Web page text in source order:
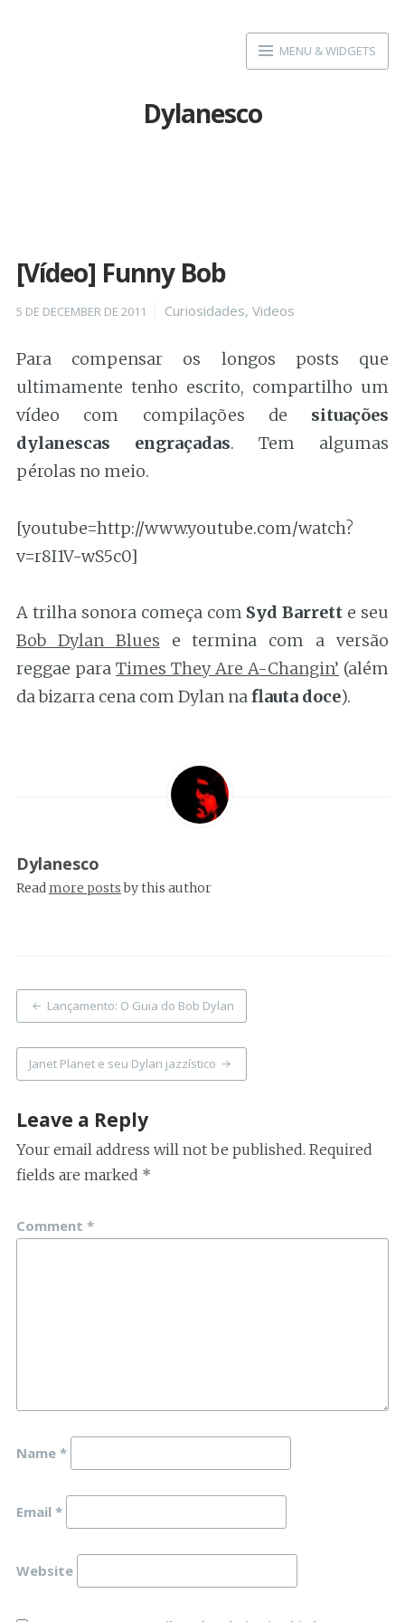
MENU & WIDGETS
Dylanesco
[Vídeo] Funny Bob
Posted
5 DE DECEMBER DE 2011 Categories
Curiosidades, Videos
Para compensar os longos posts que
ultimamente tenho escrito, compartilho um
vídeo com compilações de situações
dylanescas engraçadas. Tem algumas
pérolas no meio.
[youtube=http://www.youtube.com/watch?
v=r8I1V-wS5c0]
A trilha sonora começa com Syd Barrett e seu
Bob Dylan Blues e termina com a versão
reggae para Times They Are A-Changin’ (além
da bizarra cena com Dylan naflauta doce).
Dylanesco
Readmore postsby this author
Post
navigation
Lançamento: O Guia do Bob Dylan
Janet Planet e seu Dylan jazzístico
Leave a Reply
Your email address will not be published. Required
fields are marked *
Comment *
Name *
Email *
Website